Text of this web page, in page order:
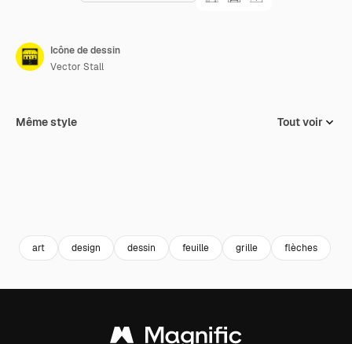
Icône de dessin
Vector Stall
Même style Tout voir
art design dessin feuille grille flèches